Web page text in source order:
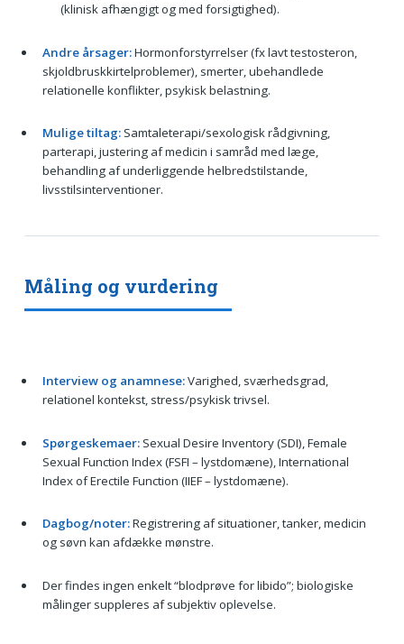
(klinisk afhængigt og med forsigtighed).
Andre årsager:Hormonforstyrrelser (fx lavt testosteron,
skjoldbruskkirtelproblemer), smerter, ubehandlede
relationelle konflikter, psykisk belastning.
Mulige tiltag:Samtaleterapi/sexologisk rådgivning,
parterapi, justering af medicin i samråd med læge,
behandling af underliggende helbredstilstande,
livsstilsinterventioner.
Måling og vurdering
Interview og anamnese:Varighed, sværhedsgrad,
relationel kontekst, stress/psykisk trivsel.
Spørgeskemaer:Sexual Desire Inventory (SDI), Female
Sexual Function Index (FSFI – lystdomæne), International
Index of Erectile Function (IIEF – lystdomæne).
Dagbog/noter:Registrering af situationer, tanker, medicin
og søvn kan afdække mønstre.
Der findes ingen enkelt “blodprøve for libido”; biologiske
målinger suppleres af subjektiv oplevelse.